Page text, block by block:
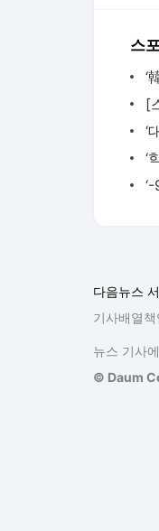
스
다음뉴스
기사배열
뉴스 기사
© Daum